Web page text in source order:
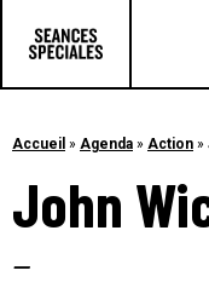
Accueil » Agenda » Action »
John
–